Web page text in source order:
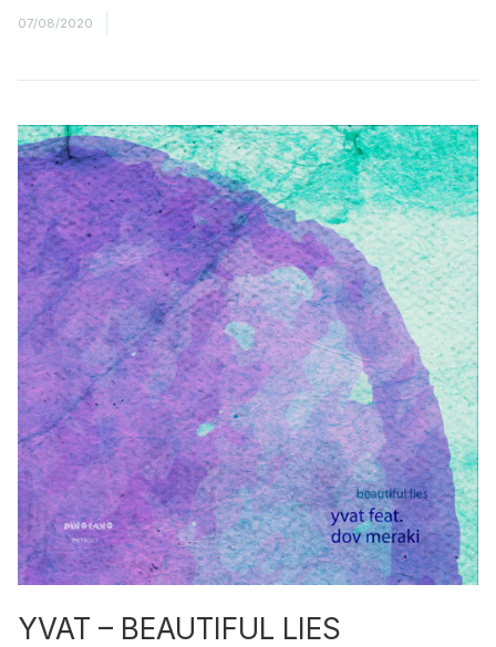
07/08/2020
YVAT – BEAUTIFUL LIES